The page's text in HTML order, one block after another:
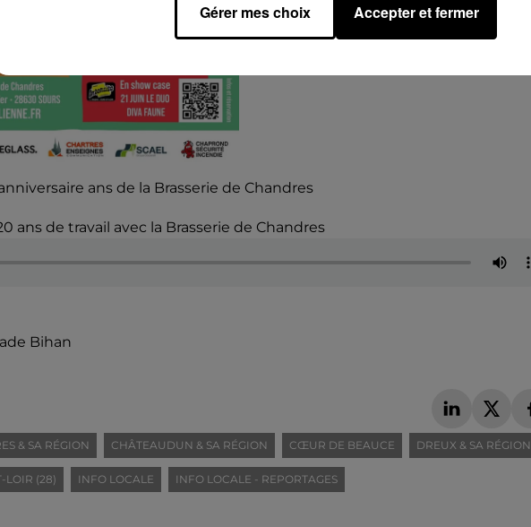
ans de la Brasserie de Chandres
ans de travail avec la Brasserie de Chandres
Bihan
& SA RÉGION CHÂTEAUDUN & SA RÉGION CŒUR DE BEAUCE DREUX & SA RÉGION
LOIR (28) INFO LOCALE INFO LOCALE - REPORTAGES
Gérer mes choix Accepter et fermer